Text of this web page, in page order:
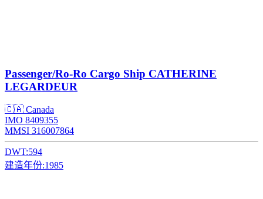
Passenger/Ro-Ro Cargo Ship CATHERINE
LEGARDEUR
🇨🇦 Canada
IMO 8409355
MMSI 316007864
DWT:594
建造年份:1985